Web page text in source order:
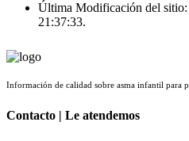
Última Modificación del
21:37:33.
Información de calidad sobre asma infantil para
Contacto | Le atendemos